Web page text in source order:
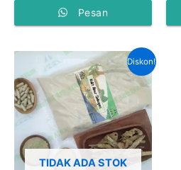
Pesan
Diskon!
TIDAK ADA STOK
Harga
aslinya
adalah:
Rp240,000.00.
Harga
saat
ini
adalah: